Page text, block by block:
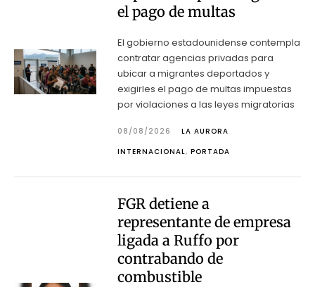
el pago de multas
El gobierno estadounidense contempla
contratar agencias privadas para
ubicar a migrantes deportados y
exigirles el pago de multas impuestas
por violaciones a las leyes migratorias
08/08/2026
LA AURORA
INTERNACIONAL, PORTADA
FGR detiene a
representante de empresa
ligada a Ruffo por
contrabando de
combustible